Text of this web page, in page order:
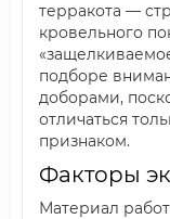
терракота —
кровельного
подборе
доборами,
отличаться
признаком.
Факторы
Материал